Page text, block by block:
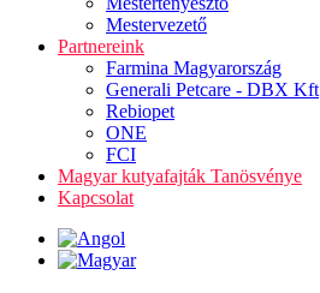
Mestervezető
Partnereink
Farmina Magyarország
Generali Petcare - DBX Kft
Rebiopet
ONE
FCI
Magyar kutyafajták Tanösvénye
Kapcsolat